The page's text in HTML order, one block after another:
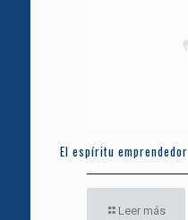
El espíritu emprendedor
Leer más